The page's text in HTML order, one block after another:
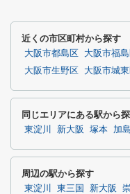
近くの市区町村から探す
大阪市都島区 大阪市福島
大阪市生野区
大阪市城東
同じエリアにある駅から
東淀川 新大阪 塚本 加島
周辺の駅から探す
東淀川 東三国 新大阪